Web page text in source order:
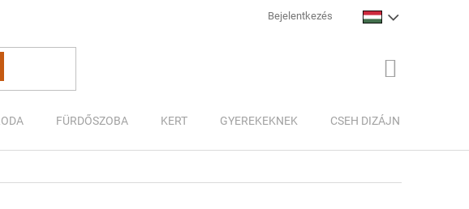
Bejelentkezés
FÜRDŐSZOBA KERT GYEREKEKNEK CSEH DIZÁJN